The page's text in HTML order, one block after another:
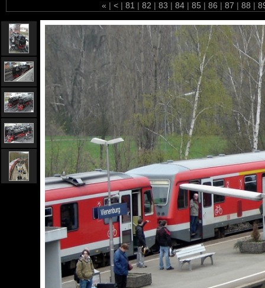
« | < | 81 | 82 | 83 | 84 | 85 | 86 | 87 | 88 |